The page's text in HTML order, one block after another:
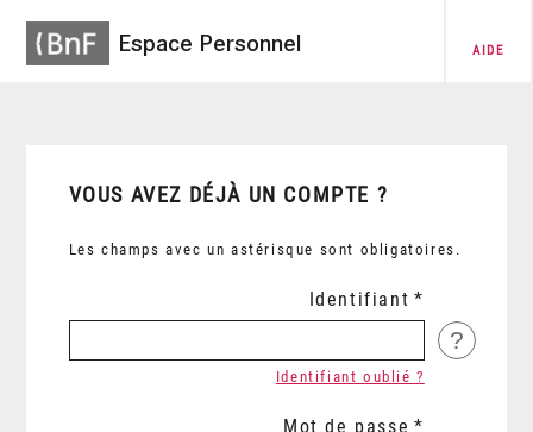
Espace Personnel AIDE
VOUS AVEZ DÉJÀ UN COMPTE ?
Les champs avec un astérisque sont obligatoires.
Identifiant
?
Identifiant oublié ?
Mot de passe